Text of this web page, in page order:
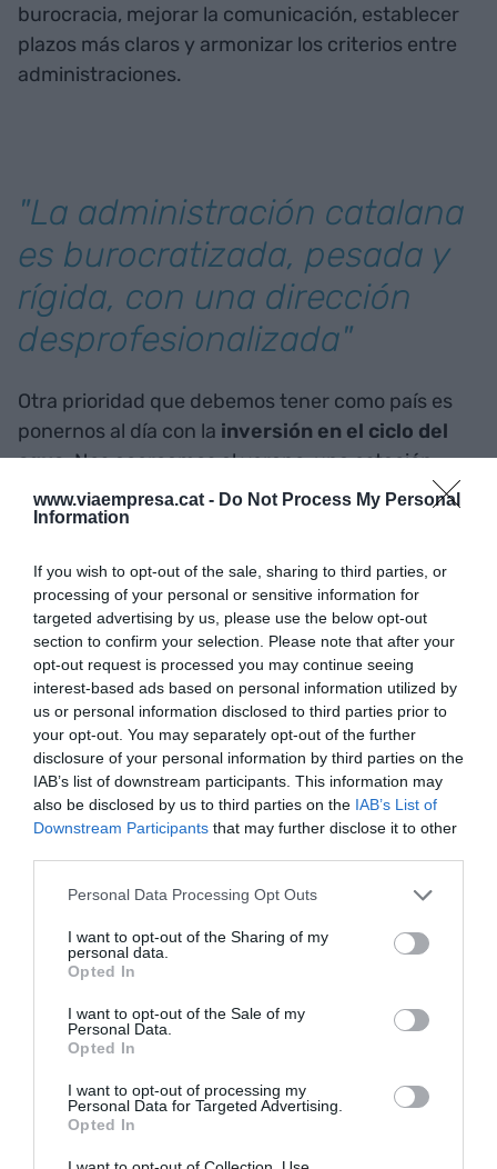
www.viaempresa.cat - Do Not Process My Personal
Information
If you wish to opt-out of the sale, sharing to third parties, or
processing of your personal or sensitive information for
targeted advertising by us, please use the below opt-out
section to confirm your selection. Please note that after your
opt-out request is processed you may continue seeing
interest-based ads based on personal information utilized by
us or personal information disclosed to third parties prior to
your opt-out. You may separately opt-out of the further
disclosure of your personal information by third parties on the
IAB’s list of downstream participants. This information may
also be disclosed by us to third parties on the IAB’s List of
Downstream Participants that may further disclose it to other
Personal Data Processing Opt Outs
I want to opt-out of the Sharing of my
personal data.
Opted In
I want to opt-out of the Sale of my
Personal Data.
Opted In
I want to opt-out of processing my
Personal Data for Targeted Advertising.
Opted In
burocracia, mejorar la comunicación, establecer
plazos más claros y armonizar los criterios entre
administraciones.
"La administración catalana
es burocratizada, pesada y
rígida, con una dirección
desprofesionalizada"
Otra prioridad que debemos tener como país es
ponernos al día con la inversión en el ciclo del
agua. Nos acercamos al verano, una estación
tradicionalmente poco lluviosa, y probablemente
entraremos en él aún con las cuencas internas en
haber evitado, o al menos mitigado, si no
hubiéramos perdido una década de inversiones
en medidas para hacer realidad la transición
hídrica.
La sequía actual nos enseña que frente a la crisis
climática no valen las políticas a corto plazo y
posponer las inversiones en este reto tiene
consecuencias. Y podemos citar más ejemplos. El
porcentaje de la potencia de energía eléctrica
renovable en Catalunya se encuentra
mientras que en el conjunto del Estado es más del
doble, un 61%. Catalunya no debe ser autónoma
solo en términos fiscales sino también
medioambientales para poder cumplir con los
necesariamente avanzar en dos frentes: la
anteriormente mencionada transición hídrica,
basada en la autosuficiencia en la gestión del